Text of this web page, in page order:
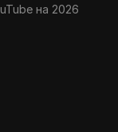
на 2026